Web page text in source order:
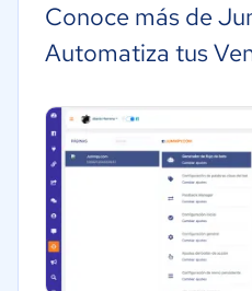
Hotelería / Viajes
Seguros
Legales
Farmacéutica
Conoce más de
Automatiza tus